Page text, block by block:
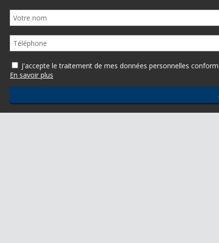
J'accepte le traitement de mes données personnelles
En savoir plus